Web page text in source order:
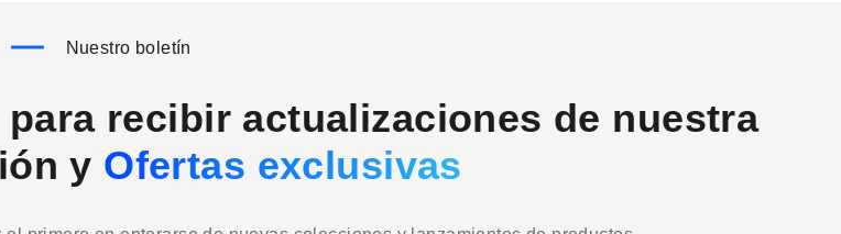
Nuestro boletín
recibir actualizaciones de nuestra
y Ofertas exclusivas